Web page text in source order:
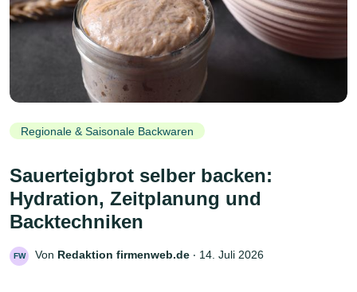
Regionale & Saisonale Backwaren
Sauerteigbrot selber backen:
Hydration, Zeitplanung und
Backtechniken
FW Von Redaktion firmenweb.de ‧ 14. Juli 2026